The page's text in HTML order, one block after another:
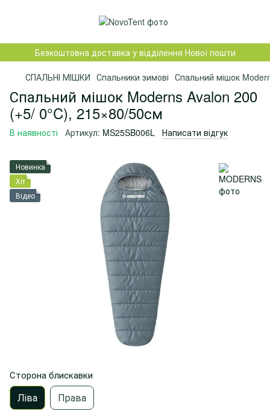
Безкоштовна доставка у відділення Нової пошти
СПАЛЬНІ МІШКИ Спальники зимові Спальний мішок
Спальний мішок Moderns Avalon 200
(+5/ 0°C), 215×80/50см
В наявності Артикул: MS25SB006L Написати відгук
Новинка
Хіт
Відео
Сторона блискавки
Ліва Права